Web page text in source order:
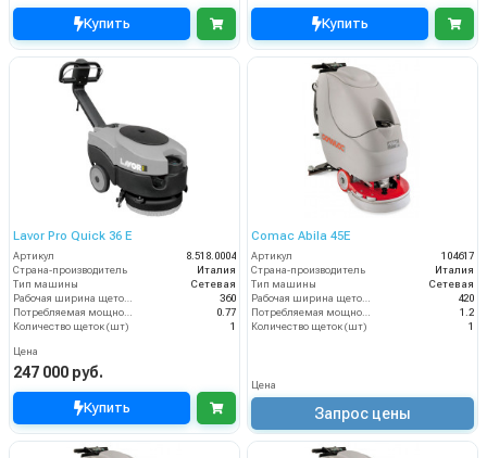
Купить Купить
Lavor Pro Quick 36 E
Артикул
8.518.0004
Страна-производитель
Италия
Тип машины
Сетевая
360
0.77
Количество щеток (шт)
1
Цена
247 000 руб.
Купить
Comac Abila 45E
Артикул
104617
Страна-производитель
Италия
Тип машины
Сетевая
420
1.2
Количество щеток (шт)
1
Цена
Запрос цены